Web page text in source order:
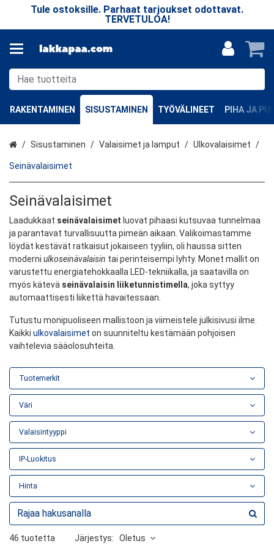
Tule ostoksille. Parhaat tarjoukset odottavat.
TERVETULOA!
RAKENTAMINEN SISUSTAMINEN TYÖVÄLINEET PIHA JA
EtusivuSisustaminen Valaisimet ja lamput Ulkovalaisimet
Seinävalaisimet
Seinävalaisimet
Laadukkaat seinävalaisimet luovat pihaasi kutsuvaa tunnelmaa
ja parantavat turvallisuutta pimeän aikaan. Valikoimastamme
löydät kestävät ratkaisut jokaiseen tyyliin, oli haussa sitten
moderni ulkoseinävalaisin tai perinteisempi lyhty. Monet mallit on
varustettu energiatehokkaalla LED-tekniikalla, ja saatavilla on
myös kätevä seinävalaisin liiketunnistimella, joka syttyy
automaattisesti liikettä havaitessaan.
Tutustu monipuoliseen mallistoon ja viimeistele julkisivusi ilme.
Kaikki ulkovalaisimet on suunniteltu kestämään pohjoisen
vaihtelevia sääolosuhteita.
Tuotemerkit
Väri
Valaisintyyppi
IP-Luokitus
Hinta
46 tuotetta Järjestys: Oletus